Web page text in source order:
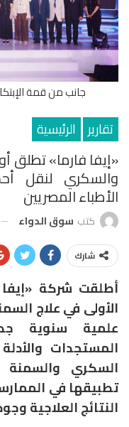
جانب من قمة
تقارير الرئيسية
«إيفا فارما» تطلق
والسكري لنقل
الأطباء المصريين
كتب سوق الدواء
شارك
أطلقت شركة «إيفا
علمية سنوية
المستجدات
السكري والسمنة
تطبيقها في
النتائج العلاجية